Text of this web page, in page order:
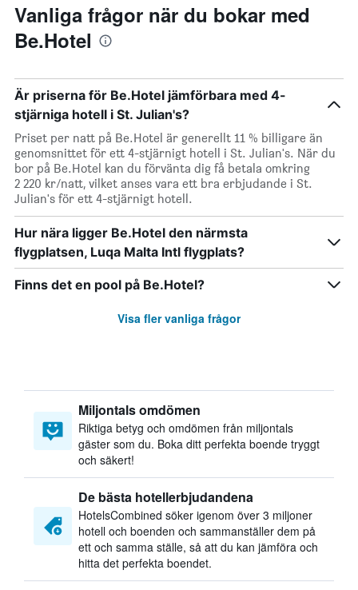
Vanliga frågor när du bokar med
Be.Hotel
Är priserna för Be.Hotel jämförbara med 4-
stjärniga hotell i St. Julian's?
Priset per natt på Be.Hotel är generellt 11 % billigare än
genomsnittet för ett 4-stjärnigt hotell i St. Julian's. När du
bor på Be.Hotel kan du förvänta dig få betala omkring
2 220 kr/natt, vilket anses vara ett bra erbjudande i St.
Julian's för ett 4-stjärnigt hotell.
Hur nära ligger Be.Hotel den närmsta
flygplatsen, Luqa Malta Intl flygplats?
Finns det en pool på Be.Hotel?
Visa fler vanliga frågor
Miljontals omdömen
Riktiga betyg och omdömen från miljontals
gäster som du. Boka ditt perfekta boende tryggt
och säkert!
De bästa hotellerbjudandena
HotelsCombined söker igenom över 3 miljoner
hotell och boenden och sammanställer dem på
ett och samma ställe, så att du kan jämföra och
hitta det perfekta boendet.